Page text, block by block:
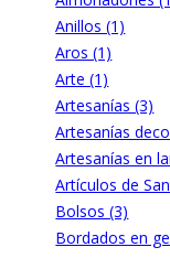
Anillos (1)
Aros (1)
Arte (1)
Artesanías (3)
Artesanías
Artesanías en
Artículos de
Bolsos (3)
Bordados en